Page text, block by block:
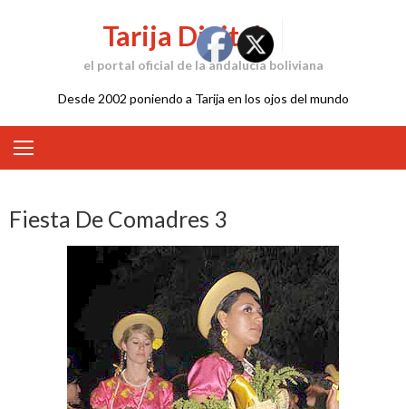
Tarija Digital
el portal oficial de la andalucía boliviana
Desde 2002 poniendo a Tarija en los ojos del mundo
Fiesta De Comadres 3